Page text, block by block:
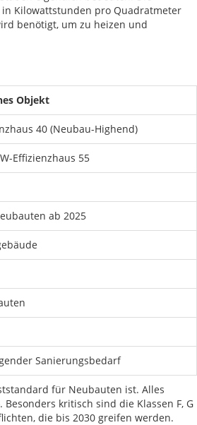
in Kilowattstunden pro Quadratmeter
benötigt, um zu heizen und
Objekt
40 (Neubau-Highend)
Effizienzhaus 55
ab 2025
Sanierungsbedarf
für Neubauten ist. Alles
kritisch sind die Klassen F, G
die bis 2030 greifen werden.